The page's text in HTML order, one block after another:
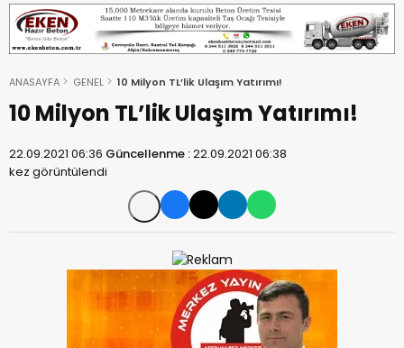
ANASAYFA GENEL 10 Milyon TL’lik Ulaşım Yatırımı!
10 Milyon TL’lik Ulaşım Yatırımı!
22.09.2021 06:36 Güncellenme :22.09.2021 06:38
kez görüntülendi